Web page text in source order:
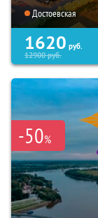
Достоевская
1620 руб.
12900руб.
-50%